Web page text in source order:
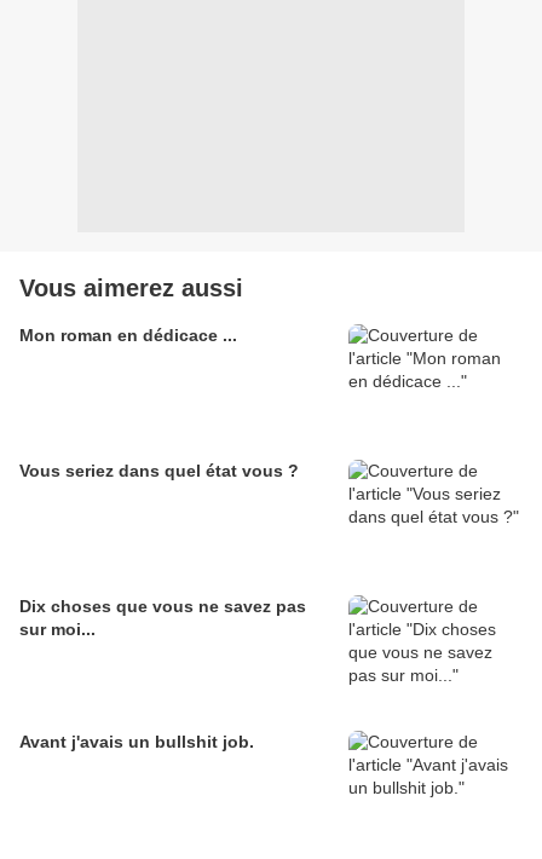
Vous aimerez aussi
Mon roman en dédicace ...
Vous seriez dans quel état vous ?
Dix choses que vous ne savez pas
sur moi...
Avant j'avais un bullshit job.